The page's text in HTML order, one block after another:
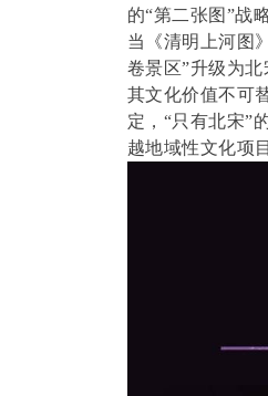
的“第二张图”战
当《清明上河图
卷景区”升级为
其文化价值不可
定，“只有北宋”
越地域性文化项